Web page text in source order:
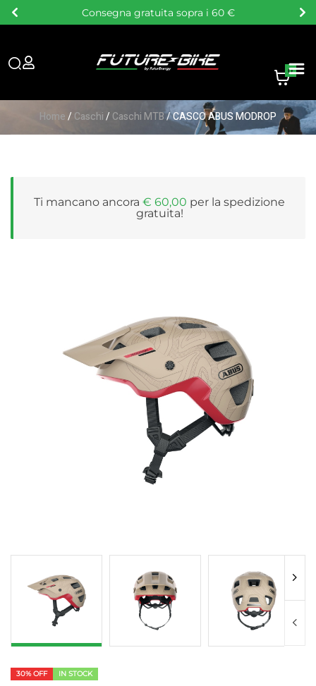
Consegna gratuita sopra i 60 €
0
Home/ Caschi/ Caschi MTB/ CASCO ABUS MODROP
Ti mancano ancora € 60,00 per la spedizione
gratuita!
30% OFF IN STOCK